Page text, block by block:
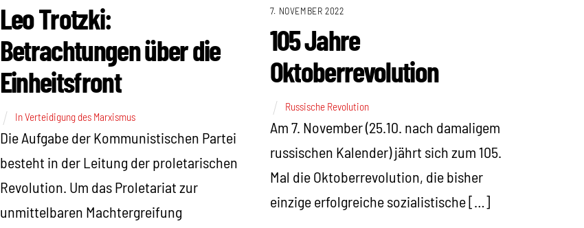
Leo Trotzki:
Betrachtungen über die
Einheitsfront
In Verteidigung des Marxismus
Die Aufgabe der Kommunistischen Partei
besteht in der Leitung der proletarischen
Revolution. Um das Proletariat zur
unmittelbaren Machtergreifung
7. NOVEMBER 2022
105 Jahre
Oktoberrevolution
Russische Revolution
Am 7. November (25.10. nach damaligem
russischen Kalender) jährt sich zum 105.
Mal die Oktoberrevolution, die bisher
einzige erfolgreiche sozialistische […]